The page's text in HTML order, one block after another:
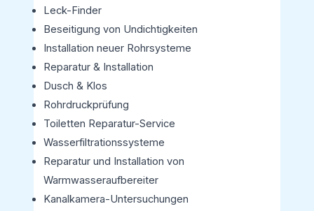
Leck-Finder
Beseitigung von Undichtigkeiten
Installation neuer Rohrsysteme
Reparatur & Installation
Dusch & Klos
Rohrdruckprüfung
Toiletten Reparatur-Service
Wasserfiltrationssysteme
Reparatur und Installation von
Warmwasseraufbereiter
Kanalkamera-Untersuchungen